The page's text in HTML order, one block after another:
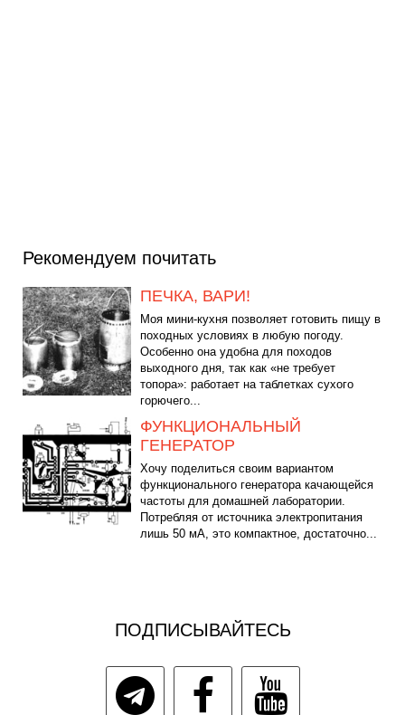
Рекомендуем почитать
ПЕЧКА, ВАРИ!
Моя мини-кухня позволяет готовить пищу в
походных условиях в любую погоду.
Особенно она удобна для походов
выходного дня, так как «не требует
топора»: работает на таблетках сухого
горючего...
ФУНКЦИОНАЛЬНЫЙ
ГЕНЕРАТОР
Хочу поделиться своим вариантом
функционального генератора качающейся
частоты для домашней лаборатории.
Потребляя от источника электропитания
лишь 50 мА, это компактное, достаточно...
ПОДПИСЫВАЙТЕСЬ